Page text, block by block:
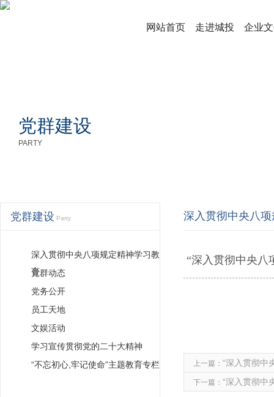
网站首页 走进城投 企业
党群建设
PARTY
党群建设 Party
深入贯彻中央八项规定精神学习教
育
党群动态
党务公开
员工天地
文娱活动
学习宣传贯彻党的二十大精神
“不忘初心,牢记使命”主题教育专栏
深入贯彻中央八
“深入贯彻中央八
上一篇： “深入贯彻中
下一篇： “深入贯彻中